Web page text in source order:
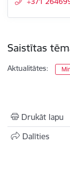
Saistītas
Aktualitātes:
Drukāt lapu
Dalīties